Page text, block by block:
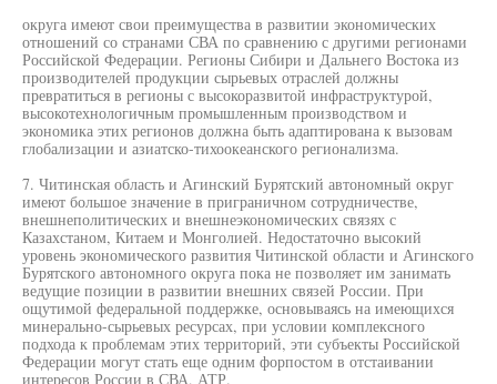
округа имеют свои преимущества в развитии экономических
отношений со странами СВА по сравнению с другими регионами
Российской Федерации. Регионы Сибири и Дальнего Востока из
производителей продукции сырьевых отраслей должны
превратиться в регионы с высокоразвитой инфраструктурой,
высокотехнологичным промышленным производством и
экономика этих регионов должна быть адаптирована к вызовам
глобализации и азиатско-тихоокеанского регионализма.
7. Читинская область и Агинский Бурятский автономный округ
имеют большое значение в приграничном сотрудничестве,
внешнеполитических и внешнеэкономических связях с
Казахстаном, Китаем и Монголией. Недостаточно высокий
уровень экономического развития Читинской области и Агинского
Бурятского автономного округа пока не позволяет им занимать
ведущие позиции в развитии внешних связей России. При
ощутимой федеральной поддержке, основываясь на имеющихся
минерально-сырьевых ресурсах, при условии комплексного
подхода к проблемам этих территорий, эти субъекты Российской
Федерации могут стать еще одним форпостом в отстаивании
интересов России в СВА, АТР.